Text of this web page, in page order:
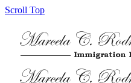
Scroll Top